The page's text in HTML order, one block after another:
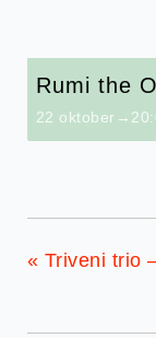
Rumi the
22
« Triveni trio